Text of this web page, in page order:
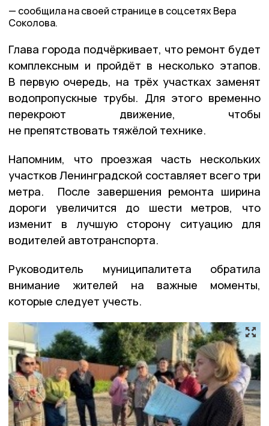
сообщила на своей странице в соцсетях Вера
Соколова.
Глава города подчёркивает, что ремонт будет
комплексным и пройдёт в несколько этапов.
В первую очередь, на трёх участках заменят
водопропускные трубы. Для этого временно
перекроют движение, чтобы
не препятствовать тяжёлой технике.
Напомним, что проезжая часть нескольких
участков Ленинградской составляет всего три
метра. После завершения ремонта ширина
дороги увеличится до шести метров, что
изменит в лучшую сторону ситуацию для
водителей автотранспорта.
Руководитель муниципалитета обратила
внимание жителей на важные моменты,
которые следует учесть.